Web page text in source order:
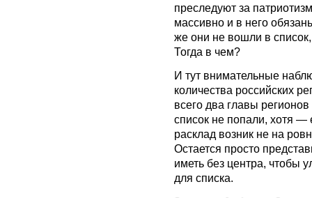
преследуют за
массивно и в него
же они не вошли в
Тогда в чем?
И тут внимательные
количества российских
всего два главы
список не попали, хотя —
расклад возник не на
Остается просто
иметь без центра, чтобы
для списка.